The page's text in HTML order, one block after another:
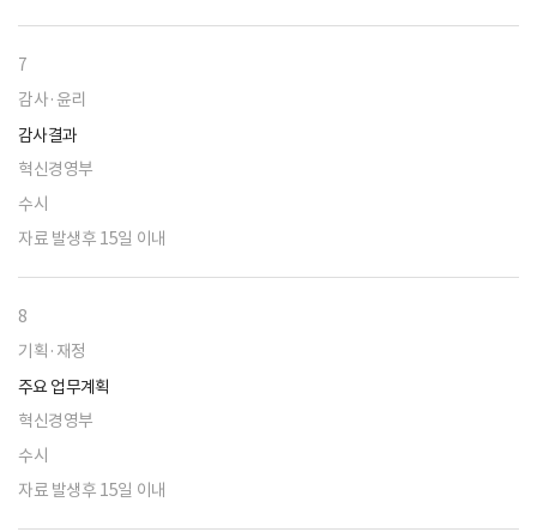
7
감사·윤리
감사결과
혁신경영부
수시
자료 발생후 15일 이내
8
기획·재정
주요 업무계획
혁신경영부
수시
자료 발생후 15일 이내